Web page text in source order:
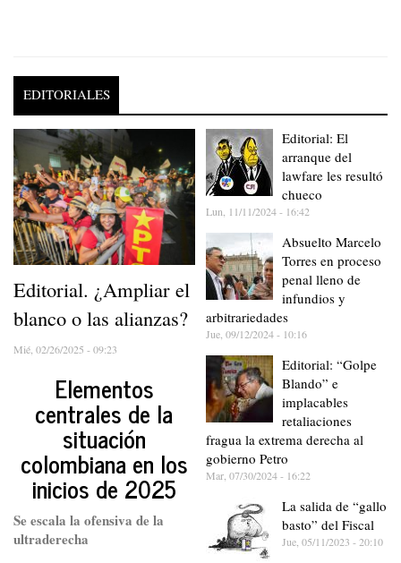
EDITORIALES
Editorial. ¿Ampliar el
blanco o las alianzas?
Mié, 02/26/2025 - 09:23
Elementos
centrales de la
situación
colombiana en los
inicios de 2025
Se escala la ofensiva de la
ultraderecha
Editorial: El
arranque del
lawfare les resultó
chueco
Lun, 11/11/2024 - 16:42
Absuelto Marcelo
Torres en proceso
penal lleno de
infundios y
arbitrariedades
Jue, 09/12/2024 - 10:16
Editorial: “Golpe
Blando” e
implacables
retaliaciones
fragua la extrema derecha al
gobierno Petro
Mar, 07/30/2024 - 16:22
La salida de “gallo
basto” del Fiscal
Jue, 05/11/2023 - 20:10